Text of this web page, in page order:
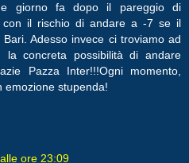
giorno fa dopo il pareggio di
con il rischio di andare a -7 se il
Adesso invece ci troviamo ad
concreta possibilità di andare
Pazza Inter!!!Ogni momento,
emozione stupenda!
ore 23:09